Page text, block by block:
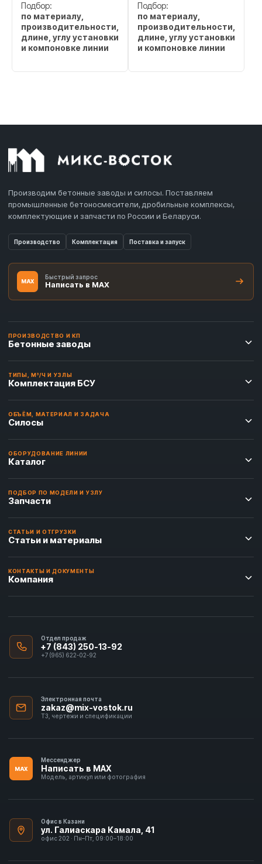
Подбор:
по материалу,
производительности,
длине, углу установки
и компоновке линии
Подбор:
по материалу,
производительности,
длине, углу установки
и компоновке линии
Производим бетонные заводы и силосы. Поставляем
промышленные бетоносмесители, дробильные комплексы,
комплектующие и запчасти по России и Беларуси.
Производство Комплектация Поставка и запуск
MAX
Быстрый запрос
Написать в MAX
ПРОИЗВОДСТВО И КП
Бетонные заводы
ТИПЫ, М³/Ч И УЗЛЫ
Комплектация БСУ
ОБЪЁМ, МАТЕРИАЛ И ЗАДАЧА
Силосы
ОБОРУДОВАНИЕ ЛИНИИ
Каталог
ПОДБОР ПО МОДЕЛИ И УЗЛУ
Запчасти
СТАТЬИ И ОТГРУЗКИ
Статьи и материалы
КОНТАКТЫ И ДОКУМЕНТЫ
Компания
Отдел продаж
+7 (843) 250-13-92
+7 (965) 622-02-92
Электронная почта
zakaz@mix-vostok.ru
ТЗ, чертежи и спецификации
MAX
Мессенджер
Написать в MAX
Модель, артикул или фотография
Офис в Казани
ул. Галиаскара Камала, 41
офис 202 · Пн–Пт, 09:00–18:00